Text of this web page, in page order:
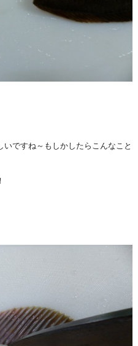
ですね～もしかしたらこんなこと